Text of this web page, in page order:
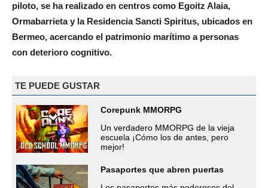
piloto, se ha realizado en centros como Egoitz Alaia,
Ormabarrieta y la Residencia Sancti Spiritus, ubicados en
Bermeo, acercando el patrimonio marítimo a personas
con deterioro cognitivo.
TE PUEDE GUSTAR
Corepunk MMORPG
Un verdadero MMORPG de la vieja
escuela ¡Cómo los de antes, pero
mejor!
Pasaportes que abren puertas